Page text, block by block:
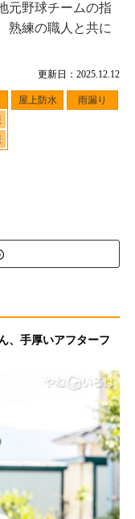
更新日：2025.12.12
屋上防水 雨漏り
元野球チームの指
熟練の職人と共に
、手厚いアフターフ